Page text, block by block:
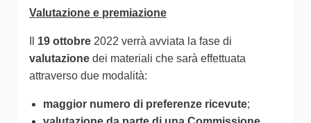
Valutazione e premiazione
19 ottobre 2022 verrà avviata la fase di
valutazione dei materiali che sarà effettuata
attraverso due modalità:
maggior numero di preferenze ricevute;